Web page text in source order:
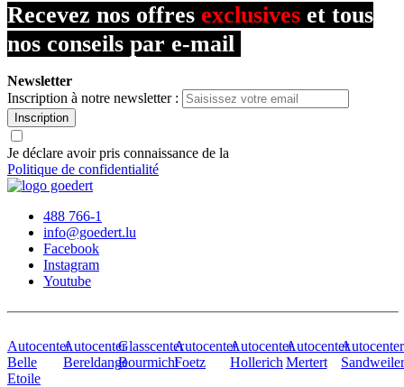
Recevez nos offres exclusives et tous
nos conseils par e-mail
Newsletter
Inscription à notre newsletter :
Inscription
Je déclare avoir pris connaissance de la
Politique de confidentialité
488 766-1
info@goedert.lu
Facebook
Instagram
Youtube
Autocenter
Belle
Etoile
Autocenter
Bereldange
Glasscenter
Bourmicht
Autocenter
Foetz
Autocenter
Hollerich
Autocenter
Mertert
Autocenter